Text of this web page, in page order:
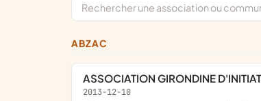
ABZAC
ASSOCIATION GIRONDINE
2013-12-10